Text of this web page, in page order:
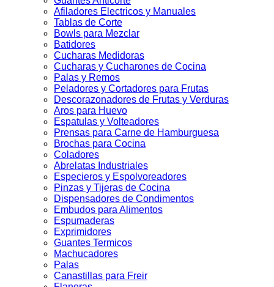
Afiladores Electricos y Manuales
Tablas de Corte
Bowls para Mezclar
Batidores
Cucharas Medidoras
Cucharas y Cucharones de Cocina
Palas y Remos
Peladores y Cortadores para Frutas
Descorazonadores de Frutas y Verduras
Aros para Huevo
Espatulas y Volteadores
Prensas para Carne de Hamburguesa
Brochas para Cocina
Coladores
Abrelatas Industriales
Especieros y Espolvoreadores
Pinzas y Tijeras de Cocina
Dispensadores de Condimentos
Embudos para Alimentos
Espumaderas
Exprimidores
Guantes Termicos
Machucadores
Palas
Canastillas para Freir